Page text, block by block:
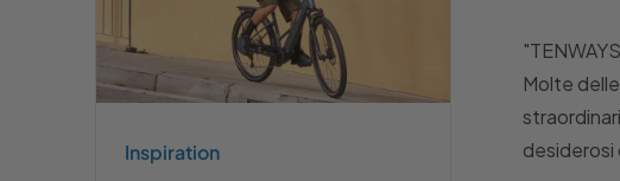
Molte
desiderosi
Inspiration